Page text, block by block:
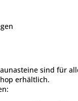
sind für
erhältlich.